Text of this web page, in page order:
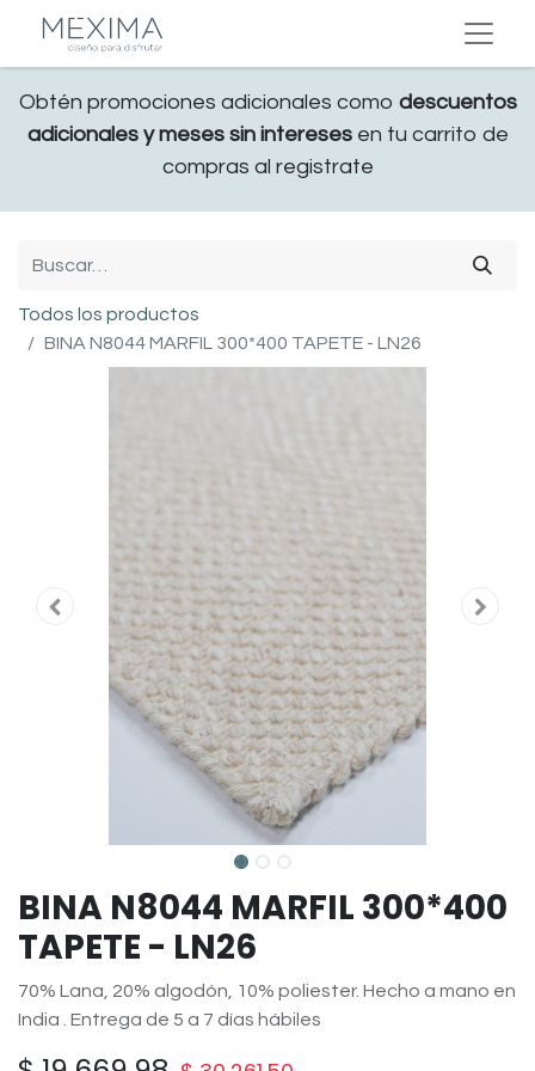
Obtén promociones adicionales como descuentos
adicionales y meses sin interesesen tu carrito de
compras al registrate
Todos los productos
BINA N8044 MARFIL 300*400 TAPETE - LN26
BINA N8044 MARFIL 300*400
TAPETE - LN26
70% Lana, 20% algodón, 10% poliester. Hecho a mano en
India . Entrega de 5 a 7 días hábiles